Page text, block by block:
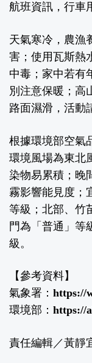
航班資訊，行車
天氣寒冷，農漁
害；使用瓦斯熱
中毒；家中若有
別注意保暖；高
路面濕滑，活動
根據環境部空氣
環境風場為東北
染物易累積；晚
霧影響能見度；
等級；北部、竹
門為「普通」等
級。
【參考資料】
氣象署： https://
環境部： https://
責任編輯／黃靜